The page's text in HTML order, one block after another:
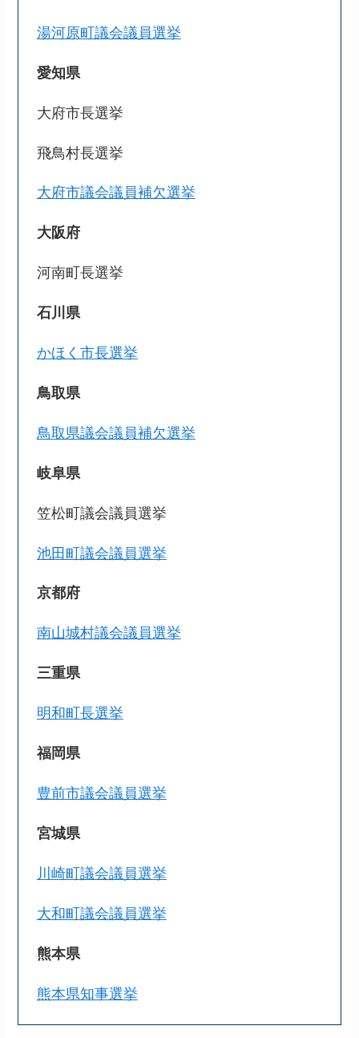
湯河原町議会議員選挙
愛知県
大府市長選挙
飛鳥村長選挙
大府市議会議員補欠選挙
大阪府
河南町長選挙
石川県
かほく市長選挙
鳥取県
鳥取県議会議員補欠選挙
岐阜県
笠松町議会議員選挙
池田町議会議員選挙
京都府
南山城村議会議員選挙
三重県
明和町長選挙
福岡県
豊前市議会議員選挙
宮城県
川崎町議会議員選挙
大和町議会議員選挙
熊本県
熊本県知事選挙